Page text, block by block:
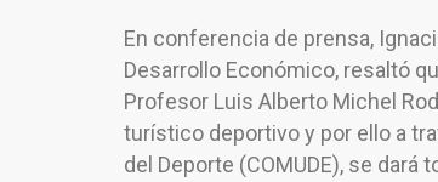
En conferencia de prensa,
Desarrollo Económico, resaltó
Profesor Luis Alberto Michel
turístico deportivo y por ello a
del Deporte (COMUDE), se